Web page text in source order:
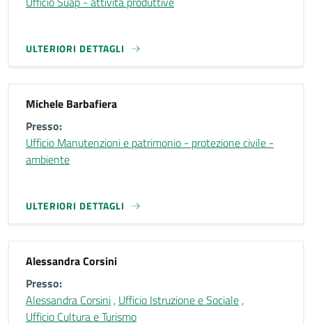
ULTERIORI DETTAGLI
Michele Barbafiera
Presso:
Ufficio Manutenzioni e patrimonio - protezione civile -
ambiente
ULTERIORI DETTAGLI
Alessandra Corsini
Presso:
Alessandra Corsini , Ufficio Istruzione e Sociale ,
Ufficio Cultura e Turismo